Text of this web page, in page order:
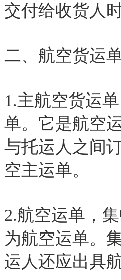
交付给收货人
二、航空货运
1.主航空货运
单。它是航空
与托运人之间
空主运单。
2.航空运单，
为航空运单。
运人还应出具